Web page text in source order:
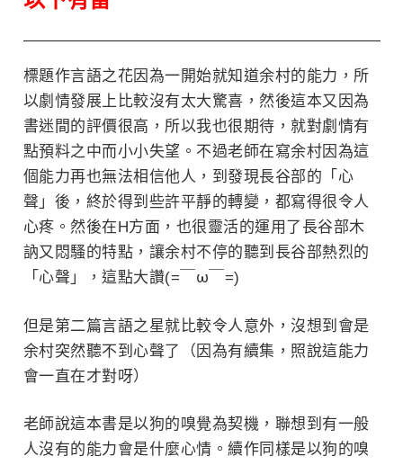
標題作言語之花因為一開始就知道余村的能力，所
以劇情發展上比較沒有太大驚喜，然後這本又因為
書迷間的評價很高，所以我也很期待，就對劇情有
點預料之中而小小失望。不過老師在寫余村因為這
個能力再也無法相信他人，到發現長谷部的「心
聲」後，終於得到些許平靜的轉變，都寫得很令人
心疼。然後在H方面，也很靈活的運用了 長谷部木
訥又悶騷的特點，讓余村不停的聽到 長谷部熱烈的
「心聲」，這點大讚(=￣ω￣=)
但是第二篇言語之星就比較令人意外，沒想到會是
余村突然聽不到心聲了（因為有續集，照說這能力
會一直在才對呀）
老師說這本書是以狗的嗅覺為契機，聯想到有一般
人沒有的能力會是什麼心情。續作同樣是以狗的嗅